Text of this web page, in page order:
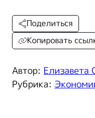
Автор: Елизавета
Рубрика:
Поделиться
Копировать